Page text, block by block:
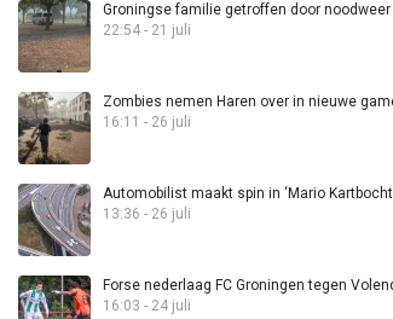
Groningse familie getroffen door
22:54 - 21 juli
Zombies nemen Haren over in nieuwe
16:11 - 26 juli
Automobilist maakt spin in ‘Mario
13:36 - 26 juli
Forse nederlaag FC Groningen tegen
16:03 - 24 juli